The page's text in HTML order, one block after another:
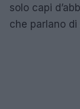
solo capi
che parlano